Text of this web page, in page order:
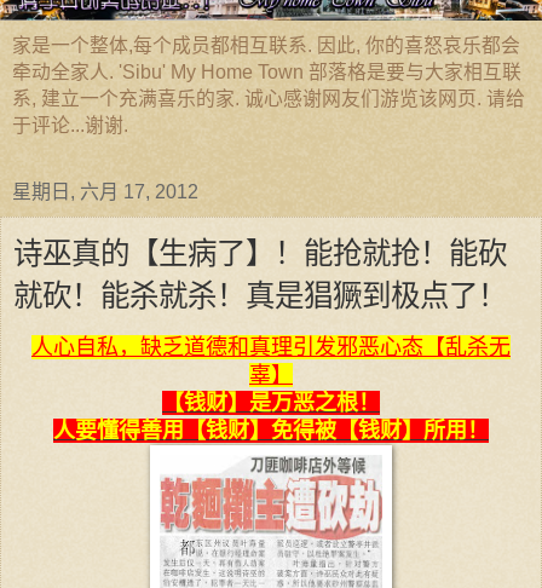
家是一个整体,每个成员都相互联系. 因此, 你的喜怒哀乐都会
牵动全家人. 'Sibu' My Home Town 部落格是要与大家相互联
系, 建立一个充满喜乐的家. 诚心感谢网友们游览该网页. 请给
于评论...谢谢.
星期日, 六月 17, 2012
诗巫真的【生病了】！能抢就抢！能砍
就砍！能杀就杀！真是猖獗到极点了！
人心自私，缺乏道德和真理引发邪恶心态【乱杀无
辜】
【钱财】是万恶之根！
人要懂得善用【钱财】免得被【钱财】所用！